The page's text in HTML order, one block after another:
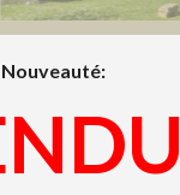
Nouveauté: